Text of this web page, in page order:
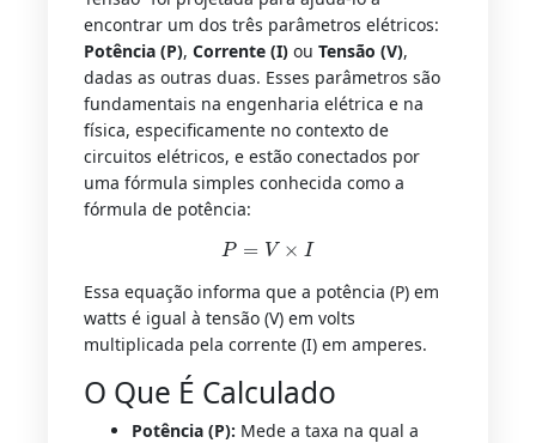
encontrar um dos três parâmetros elétricos:
Potência (P), Corrente (I) ou Tensão (V),
dadas as outras duas. Esses parâmetros são
fundamentais na engenharia elétrica e na
física, especificamente no contexto de
circuitos elétricos, e estão conectados por
uma fórmula simples conhecida como a
fórmula de potência:
P= V×I
Essa equação informa que a potência (P) em
watts é igual à tensão (V) em volts
multiplicada pela corrente (I) em amperes.
O Que É Calculado
Potência (P): Mede a taxa na qual a